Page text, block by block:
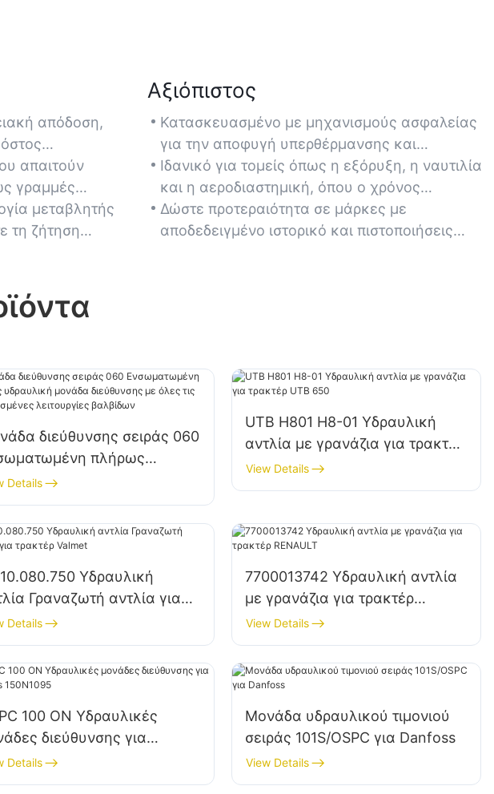
απόδοση,
πίεση εξόδου
απαιτούν
γραμμές
ή γεωργικά
μεταβλητής
τη ζήτηση
Αξιόπιστος
Κατασκευασμένο με μηχανισμούς ασφαλείας
για την αποφυγή υπερθέρμανσης και
υπερτάσεων πίεσης, εξασφαλίζοντας σταθερή
απόδοση σε κρίσιμες λειτουργίες.
Ιδανικό για τομείς όπως η εξόρυξη, η ναυτιλία
και η αεροδιαστημική, όπου ο χρόνος
διακοπής λειτουργίας πρέπει να
ελαχιστοποιηθεί.
Δώστε προτεραιότητα σε μάρκες με
αποδεδειγμένο ιστορικό και πιστοποιήσεις
διεύθυνσης σειράς 060
πλήρως
μονάδα διεύθυνσης
τις συνδυασμένες
βαλβίδων
Details
UTB H801 H8-01 Υδραυλική
αντλία με γρανάζια για τρακτέρ
UTB 650
View Details
Υδραυλική
Γραναζωτή αντλία για
Valmet
Details
7700013742 Υδραυλική αντλία
με γρανάζια για τρακτέρ
RENAULT
View Details
100 ON Υδραυλικές
διεύθυνσης για
150N1095
Details
Μονάδα υδραυλικού τιμονιού
σειράς 101S/OSPC για Danfoss
View Details